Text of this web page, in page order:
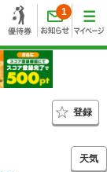
1
登録
天気